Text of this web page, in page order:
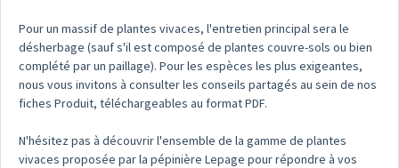
Pour un massif de plantes vivaces, l'entretien principal sera le
désherbage (sauf s'il est composé de plantes couvre-sols ou bien
complété par un paillage). Pour les espèces les plus exigeantes,
nous vous invitons à consulter les conseils partagés au sein de nos
fiches Produit, téléchargeables au format PDF.
N'hésitez pas à découvrir l'ensemble de la gamme de plantes
vivaces proposée par la pépinière Lepage pour répondre à vos